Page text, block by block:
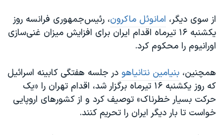
از سوی دیگر، امانوئل ماکرون، رئیس‌جمهوری فرانسه روز
یکشنبه ۱۶ تیرماه اقدام ایران برای افزایش میزان غنی‌سازی
اورانیوم را محکوم کرد.
همچنین، بنیامین نتانیاهو در جلسه هفتگی کابینه اسرائیل
که روز یکشنبه ۱۶ تیرماه برگزار شد،‌ اقدام تهران را «یک
حرکت بسیار خطرناک» توصیف کرد و از کشورهای اروپایی
خواست تا بار دیگر ایران را تحریم کنند.